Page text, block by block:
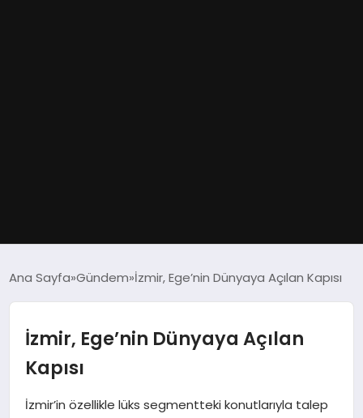
DÜNYA
EĞITIM
Ana Sayfa Gündem İzmir, Ege’nin Dünyaya Açılan Kapısı
İzmir, Ege’nin Dünyaya Açılan
Kapısı
İzmir’in özellikle lüks segmentteki konutlarıyla talep